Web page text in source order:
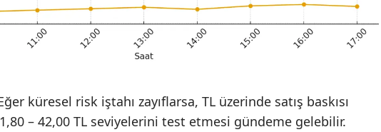
küresel risk iştahı zayıflarsa, TL üzerinde satış baskısı
– 42,00 TL seviyelerini test etmesi gündeme gelebilir.